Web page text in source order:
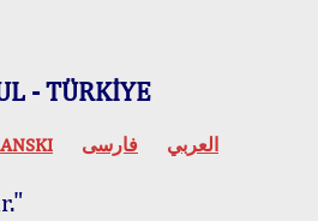
- TÜRKİYE
العربي فارسی